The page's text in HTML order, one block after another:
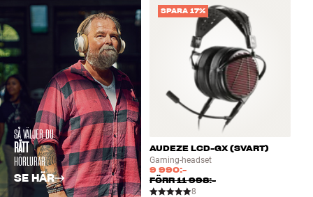
SÅ VÄLJER DU
RÄTT
HÖRLURAR
SE HÄR
SPARA 17%
AUDEZE LCD-GX (SVART)
Gaming-headset
9 990:-
FÖRR11 998:-
8